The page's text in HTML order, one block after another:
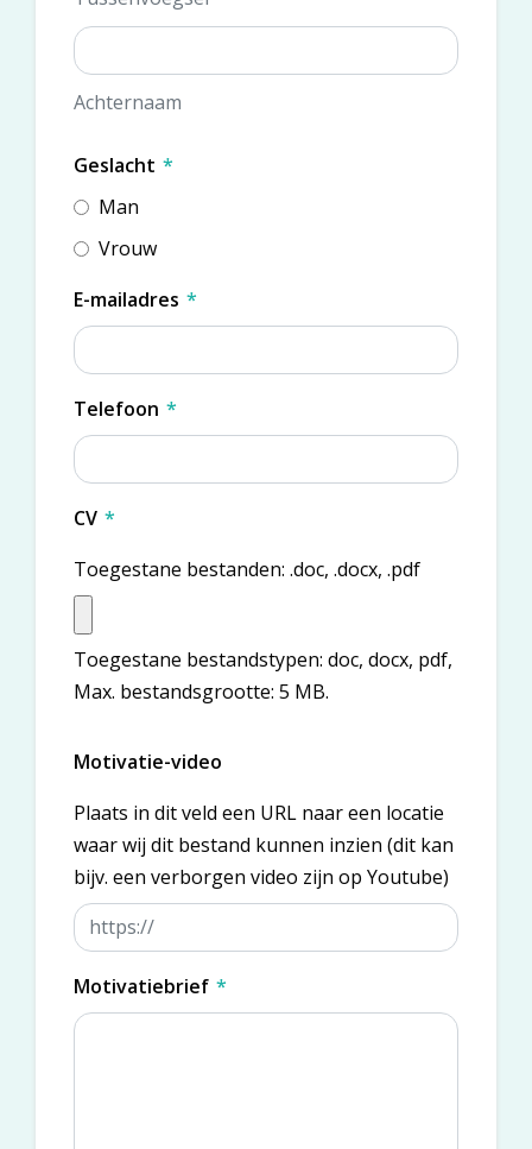
Achternaam
Geslacht *
Man
Vrouw
E-mailadres *
Telefoon *
CV *
Toegestane bestanden: .doc, .docx, .pdf
Toegestane bestandstypen: doc, docx, pdf,
Max. bestandsgrootte: 5 MB.
Motivatie-video
Plaats in dit veld een URL naar een locatie
waar wij dit bestand kunnen inzien (dit kan
bijv. een verborgen video zijn op Youtube)
Motivatiebrief *